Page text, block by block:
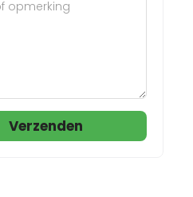
Verzenden